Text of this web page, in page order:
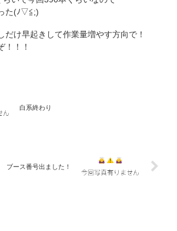
た(ﾉ▽≦;)
だけ早起きして作業量増やす方向で！
！！！
白系終わり
ブース番号出ました！